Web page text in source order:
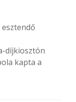
díjkiosztón
kapta a